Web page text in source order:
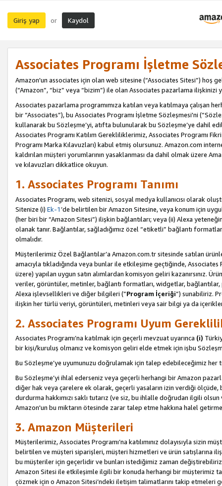
Giriş yap or Kaydol
Associates Programı İşletme
Amazon'un associates için olan web sitesine (“Associates Sitesi”) hoş
(“Amazon”, “biz” veya “bizim”) ile olan Associates pazarlama ilişkinizi
Associates pazarlama programımıza katılan veya katılmaya çalışan
bir “Associates”), bu Associates Programı İşletme Sözleşmesi'ni
kullanarak bu Sözleşme’yi, atıfta bulunularak bu Sözleşme’ye dahil
Associates Programı Katılım Gerekliliklerimiz, Associates Programı
Programı Marka Kılavuzları) kabul etmiş olursunuz. Amazon.com
kaldırılan müşteri yorumlarının yasaklanması da dahil olmak üzere
ve kılavuzları dikkatlice okuyun.
1. Associates Programı Tanımı
Associates Programı, web sitenizi, sosyal medya kullanıcısı olarak
Sitenize (i) Ek-1’de belirtilen bir Amazon Sitesine, veya konum için
(her biri bir “Amazon Sitesi”) ilişkin bağlantıları; veya (ii) Alexa
olanak tanır. Bağlantılar, sağladığımız özel “etiketli” bağlantı
olmalıdır.
Müşterilerimiz Özel Bağlantılar’a Amazon.com.tr sitesinde satılan
amacıyla tıkladığında veya bunlar ile etkileşime geçtiğinde,
üzere) yapılan uygun satın alımlardan komisyon geliri kazanırsınız.
veriler, görüntüler, metinler, bağlantı formatları, widgetlar,
Alexa işlevsellikleri ve diğer bilgileri (”Program İçeriği”) sunabiliriz.
ilişkin her türlü veriyi, görüntüleri, metinleri veya sair bilgi ya da içerikleri
2. Associates Programı Uyum
Associates Programı’na katılmak için geçerli mevzuat uyarınca (i)
bir kişi/kuruluş olmanız ve komisyon geliri elde etmek için işbu
Bu Sözleşme’ye uyumunuzu doğrulamak için talep edebileceğimiz
Bu Sözleşme’yi ihlal ederseniz veya geçerli herhangi bir Amazon
diğer hak veya çarelere ek olarak, geçerli yasaların izin verdiği
durdurma hakkımızı saklı tutarız (ve siz, bu ihlalle doğrudan ilgili
Amazon'un bu miktarın ötesinde zarar talep etme hakkına halel
3. Amazon Müşterileri
Müşterilerimiz, Associates Programı’na katılımınız dolayısıyla sizin
belirtilen ve müşteri siparişleri, müşteri hizmetleri ve ürün satışlarına
bu müşteriler için geçerlidir ve bunları istediğimiz zaman
Amazon Sitesi ile etkileşimle ilgili bir konuda herhangi bir müşterimiz
çözmek için o Amazon Sitesi’ndeki iletişim talimatlarını takip etmeleri